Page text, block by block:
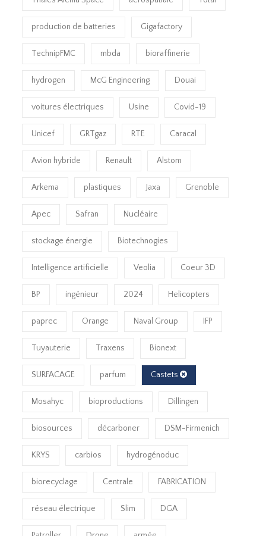
production de batteries Gigafactory
TechnipFMC mbda bioraffinerie
hydrogen McG Engineering Douai
voitures électriques Usine Covid-19
Unicef GRTgaz RTE Caracal
Avion hybride Renault Alstom
Arkema plastiques Jaxa Grenoble
Apec Safran Nucléaire
stockage énergie Biotechnogies
Intelligence artificielle Veolia Coeur 3D
BP ingénieur 2024 Helicopters
paprec Orange Naval Group IFP
Tuyauterie Traxens Bionext
SURFACAGE parfum Castets
Mosahyc bioproductions Dillingen
biosources décarboner DSM-Firmenich
KRYS carbios hydrogénoduc
biorecyclage Centrale FABRICATION
réseau électrique Slim DGA